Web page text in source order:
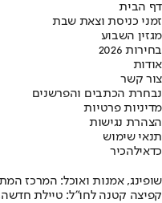
דף הבית
זמני כניסת וצאת שבת
מגזין השבוע
בחירות 2026
אודות
צור קשר
נבחרת הכתבים והפרשנים
מדיניות פרטיות
הצהרת נגישות
תנאי שימוש
כדאילהכיר
שופינג, אמנות ואוכל: המרכז
קפיצה קטנה לחו"ל: טיילת